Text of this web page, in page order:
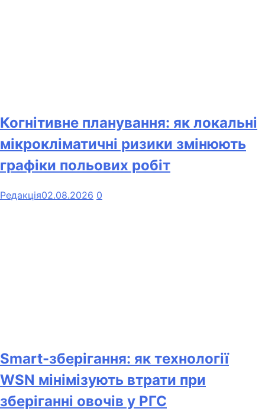
Когнітивне планування: як локальні
мікрокліматичні ризики змінюють
графіки польових робіт
Редакція02.08.2026 0
Smart-зберігання: як технології
WSN мінімізують втрати при
зберіганні овочів у РГС